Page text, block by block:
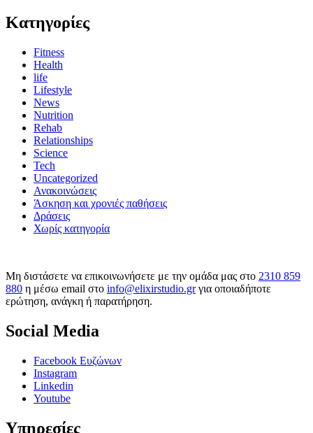
Kατηγορίες
Fitness
Health
life
Lifestyle
News
Nutrition
Rehab
Relationships
Science
Tech
Uncategorized
Ανακοινώσεις
Άσκηση και χρονιές παθήσεις
Δράσεις
Χωρίς κατηγορία
Μη διστάσετε να επικοινωνήσετε με την ομάδα μας στο 2310 859
880 η μέσω email στο info@elixirstudio.grγια οποιαδήποτε
ερώτηση, ανάγκη ή παρατήρηση.
Social Media
Facebook Ευζώνων
Instagram
Linkedin
Youtube
Υπηρεσίες